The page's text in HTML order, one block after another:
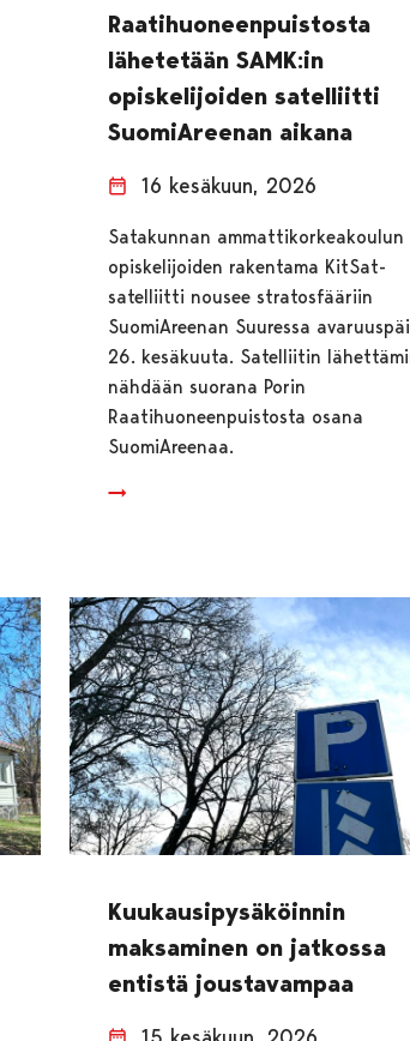
Raatihuoneenpuistosta
lähetetään SAMK:in
opiskelijoiden satelliitti
SuomiAreenan aikana
16 kesäkuun, 2026
Satakunnan ammattikorkeakoulun
opiskelijoiden rakentama KitSat-
satelliitti nousee stratosfääriin
SuomiAreenan Suuressa
26. kesäkuuta. Satelliitin
nähdään suorana Porin
Raatihuoneenpuistosta osana
SuomiAreenaa.
Kuukausipysäköinnin
maksaminen on jatkossa
entistä joustavampaa